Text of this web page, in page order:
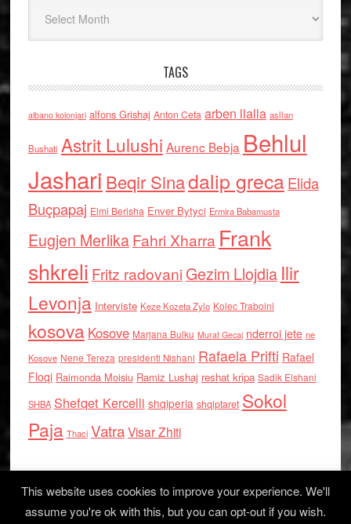
TAGS
albano kolonjari alfons Grishaj Anton Cefa arben llalla asllan
Bushati Astrit Lulushi Aurenc Bebja Behlul
Jashari Beqir Sinadalip grecaElida
Buçpapaj Elmi Berisha Enver Bytyci Ermira Babamusta
Eugjen MerlikaFahri Xharra Frank
shkreli Fritz radovaniGezim Llojdia Ilir
Levonja Interviste Keze Kozeta Zylo Kolec Traboini
kosova Kosove Marjana Bulku Murat Gecaj nderroi jete ne
Kosove Nene Tereza presidenti Nishani Rafaela Prifti Rafael
Floqi Raimonda Moisiu Ramiz Lushaj reshat kripa Sadik Elshani
SHBA Shefqet Kercelli shqiperia shqiptaret Sokol
Paja Thaci VatraVisar Zhiti
This website uses cookies to improve your experience. We'll
assume you're ok with this, but you can opt-out if you wish.